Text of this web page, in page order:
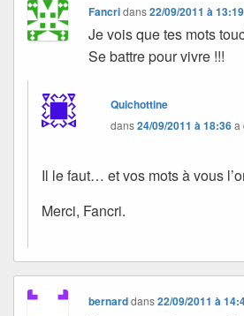
Fancridans22/09/2011 à 13:19
Je vois que tes mots
Se battre pour vivre !!!
Quichottine
dans24/09/2011 à 18:36a
Il le faut… et vos mots à vous
Merci, Fancri.
bernarddans22/09/2011 à